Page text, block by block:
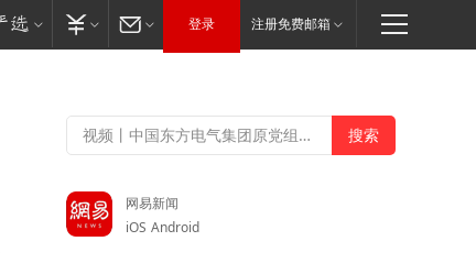
登录 注册免费邮箱
网易新闻
iOS Android